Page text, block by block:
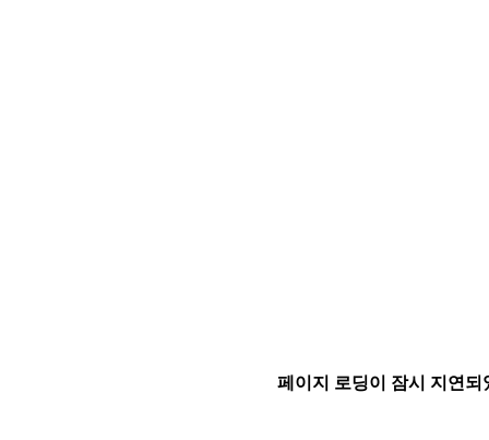
페이지 로딩이 잠시 지연